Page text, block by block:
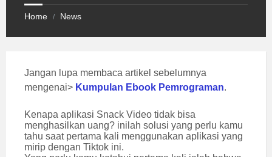
Home / News
Jangan lupa membaca artikel sebelumnya
mengenai> Kumpulan Ebook Pemrograman.
Kenapa aplikasi Snack Video tidak bisa
menghasilkan uang? inilah solusi yang perlu kamu
tahu saat pertama kali menggunakan aplikasi yang
mirip dengan Tiktok ini.